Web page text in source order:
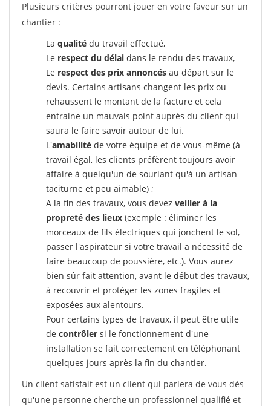
Plusieurs critères pourront jouer en votre faveur sur un
chantier :
La qualité du travail effectué,
Le respect du délai dans le rendu des travaux,
Le respect des prix annoncés au départ sur le
devis. Certains artisans changent les prix ou
rehaussent le montant de la facture et cela
entraine un mauvais point auprès du client qui
saura le faire savoir autour de lui.
L'amabilité de votre équipe et de vous-même (à
travail égal, les clients préfèrent toujours avoir
affaire à quelqu'un de souriant qu'à un artisan
taciturne et peu aimable) ;
A la fin des travaux, vous devez veiller à la
propreté des lieux (exemple : éliminer les
morceaux de fils électriques qui jonchent le sol,
passer l'aspirateur si votre travail a nécessité de
faire beaucoup de poussière, etc.). Vous aurez
bien sûr fait attention, avant le début des travaux,
à recouvrir et protéger les zones fragiles et
exposées aux alentours.
Pour certains types de travaux, il peut être utile
de contrôler si le fonctionnement d'une
installation se fait correctement en téléphonant
quelques jours après la fin du chantier.
Un client satisfait est un client qui parlera de vous dès
qu'une personne cherche un professionnel qualifié et